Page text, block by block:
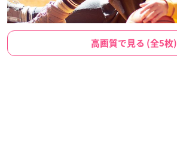
高画質で見る (全5枚)